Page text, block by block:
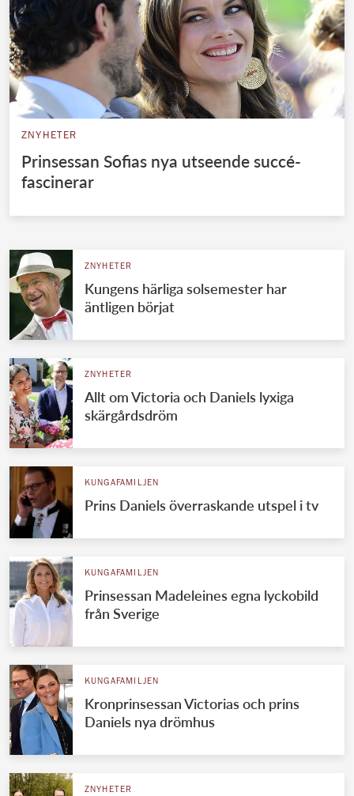
ZNYHETER
Prinsessan Sofias nya utseende succé-
fascinerar
ZNYHETER
Kungens härliga solsemester har
äntligen börjat
ZNYHETER
Allt om Victoria och Daniels lyxiga
skärgårdsdröm
KUNGAFAMILJEN
Prins Daniels överraskande utspel i tv
KUNGAFAMILJEN
Prinsessan Madeleines egna lyckobild
från Sverige
KUNGAFAMILJEN
Kronprinsessan Victorias och prins
Daniels nya drömhus
ZNYHETER